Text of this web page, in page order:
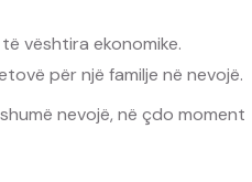
vështira ekonomike.
për një familje në nevojë.
nevojë, në çdo moment